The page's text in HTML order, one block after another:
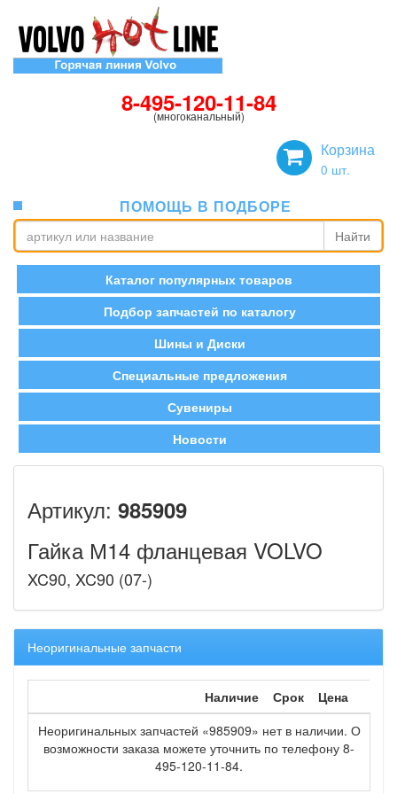
8-495-120-11-84
(многоканальный)
Корзина
0 шт.
ПОМОЩЬ В ПОДБОРЕ
Найти
Каталог популярных товаров
Подбор запчастей по каталогу
Шины и Диски
Специальные предложения
Сувениры
Новости
Артикул: 985909
Гайка М14 фланцевая VOLVO
XC90, XC90 (07-)
Неоригинальные запчасти
Наличие Срок
Цена
Неоригинальных запчастей «985909» нет в наличии. О
возможности заказа можете уточнить по телефону 8-
495-120-11-84.